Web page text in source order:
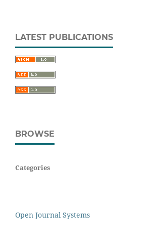
LATEST PUBLICATIONS
BROWSE
Categories
Open Journal Systems